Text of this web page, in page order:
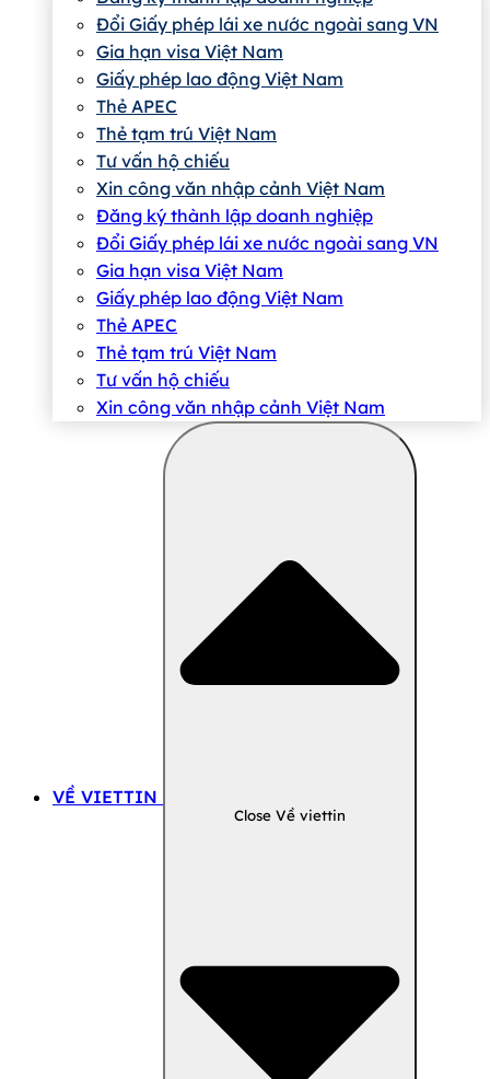
Đổi Giấy phép lái xe nước ngoài sang VN
Gia hạn visa Việt Nam
Giấy phép lao động Việt Nam
Thẻ APEC
Thẻ tạm trú Việt Nam
Tư vấn hộ chiếu
Xin công văn nhập cảnh Việt Nam
Đăng ký thành lập doanh nghiệp
Đổi Giấy phép lái xe nước ngoài sang VN
Gia hạn visa Việt Nam
Giấy phép lao động Việt Nam
Thẻ APEC
Thẻ tạm trú Việt Nam
Tư vấn hộ chiếu
Xin công văn nhập cảnh Việt Nam
VỀ VIETTIN
Close Về viettin